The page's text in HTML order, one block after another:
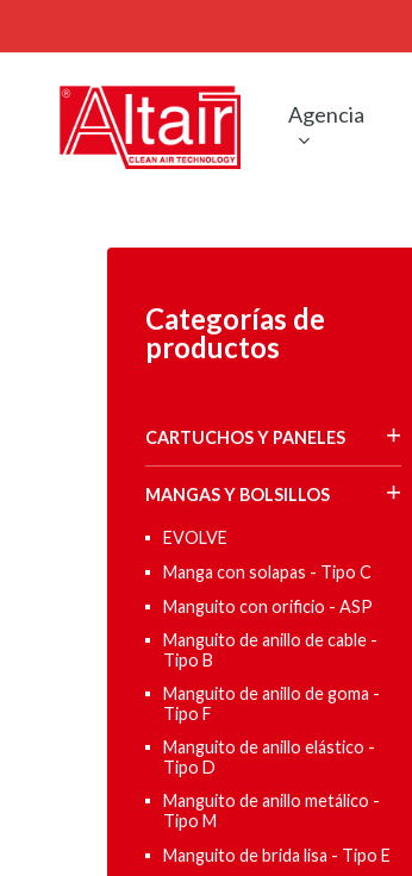
Agencia
Categorías de
productos
CARTUCHOS Y PANELES
MANGAS Y BOLSILLOS
EVOLVE
Manga con solapas - Tipo C
Manguito con orificio - ASP
Manguito de anillo de cable -
Tipo B
Manguito de anillo de goma -
Tipo F
Manguito de anillo elástico -
Tipo D
Manguito de anillo metálico -
Tipo M
Manguito de brida lisa - Tipo E